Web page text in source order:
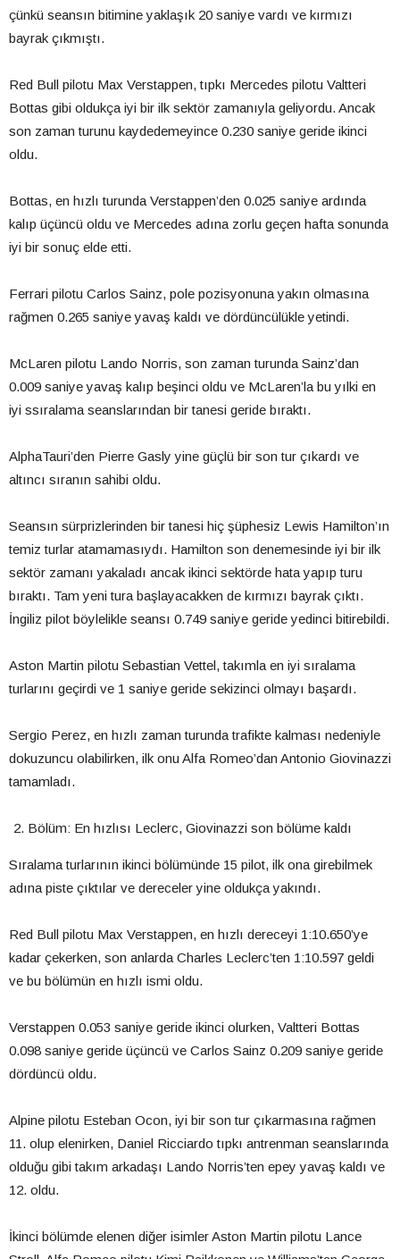
çünkü seansın bitimine yaklaşık 20 saniye vardı ve kırmızı
bayrak çıkmıştı.
Red Bull pilotu Max Verstappen, tıpkı Mercedes pilotu Valtteri
Bottas gibi oldukça iyi bir ilk sektör zamanıyla geliyordu. Ancak
son zaman turunu kaydedemeyince 0.230 saniye geride ikinci
oldu.
Bottas, en hızlı turunda Verstappen’den 0.025 saniye ardında
kalıp üçüncü oldu ve Mercedes adına zorlu geçen hafta sonunda
iyi bir sonuç elde etti.
Ferrari pilotu Carlos Sainz, pole pozisyonuna yakın olmasına
rağmen 0.265 saniye yavaş kaldı ve dördüncülükle yetindi.
McLaren pilotu Lando Norris, son zaman turunda Sainz’dan
0.009 saniye yavaş kalıp beşinci oldu ve McLaren’la bu yılki en
iyi ssıralama seanslarından bir tanesi geride bıraktı.
AlphaTauri’den Pierre Gasly yine güçlü bir son tur çıkardı ve
altıncı sıranın sahibi oldu.
Seansın sürprizlerinden bir tanesi hiç şüphesiz Lewis Hamilton’ın
temiz turlar atamamasıydı. Hamilton son denemesinde iyi bir ilk
sektör zamanı yakaladı ancak ikinci sektörde hata yapıp turu
bıraktı. Tam yeni tura başlayacakken de kırmızı bayrak çıktı.
İngiliz pilot böylelikle seansı 0.749 saniye geride yedinci bitirebildi.
Aston Martin pilotu Sebastian Vettel, takımla en iyi sıralama
turlarını geçirdi ve 1 saniye geride sekizinci olmayı başardı.
Sergio Perez, en hızlı zaman turunda trafikte kalması nedeniyle
dokuzuncu olabilirken, ilk onu Alfa Romeo’dan Antonio Giovinazzi
tamamladı.
Bölüm: En hızlısı Leclerc, Giovinazzi son bölüme kaldı
Sıralama turlarının ikinci bölümünde 15 pilot, ilk ona girebilmek
adına piste çıktılar ve dereceler yine oldukça yakındı.
Red Bull pilotu Max Verstappen, en hızlı dereceyi 1:10.650’ye
kadar çekerken, son anlarda Charles Leclerc’ten 1:10.597 geldi
ve bu bölümün en hızlı ismi oldu.
Verstappen 0.053 saniye geride ikinci olurken, Valtteri Bottas
0.098 saniye geride üçüncü ve Carlos Sainz 0.209 saniye geride
dördüncü oldu.
Alpine pilotu Esteban Ocon, iyi bir son tur çıkarmasına rağmen
11. olup elenirken, Daniel Ricciardo tıpkı antrenman seanslarında
olduğu gibi takım arkadaşı Lando Norris’ten epey yavaş kaldı ve
12. oldu.
İkinci bölümde elenen diğer isimler Aston Martin pilotu Lance